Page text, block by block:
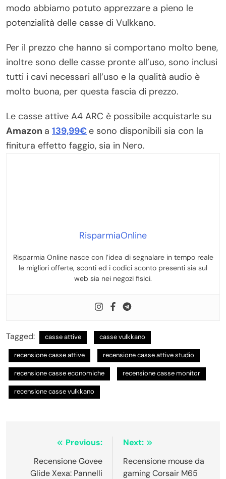
modo abbiamo potuto apprezzare a pieno le
potenzialità delle casse di Vulkkano.
Per il prezzo che hanno si comportano molto bene,
inoltre sono delle casse pronte all’uso, sono inclusi
tutti i cavi necessari all’uso e la qualità audio è
molto buona, per questa fascia di prezzo.
Le casse attive A4 ARC è possibile acquistarle su
Amazon a 139,99€ e sono disponibili sia con la
finitura effetto faggio, sia in Nero.
RisparmiaOnline
Risparmia Online nasce con l’idea di segnalare in tempo reale
le migliori offerte, sconti ed i codici sconto presenti sia sul
web sia nei negozi fisici.
Tagged: casse attive casse vulkkano
recensione casse attive recensione casse attive studio
recensione casse economiche recensione casse monitor
recensione casse vulkkano
Navigazione
articoli
Previous:
Recensione Govee
Glide Xexa: Pannelli
Next:
Recensione mouse da
gaming Corsair M65